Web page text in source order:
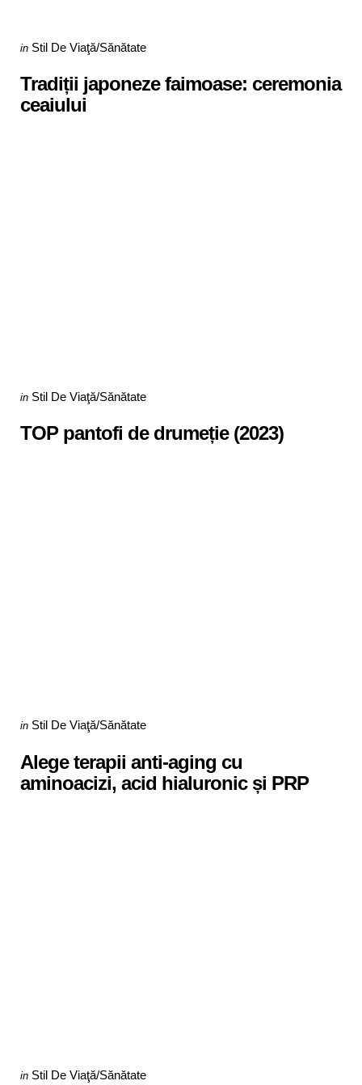
Categories
Posted
in Stil De Viaţă/Sănătate
Tradiții japoneze faimoase: ceremonia
ceaiului
Categories
Posted
in Stil De Viaţă/Sănătate
TOP pantofi de drumeție (2023)
Categories
Posted
in Stil De Viaţă/Sănătate
Alege terapii anti-aging cu
aminoacizi, acid hialuronic și PRP
Categories
Posted
in Stil De Viaţă/Sănătate